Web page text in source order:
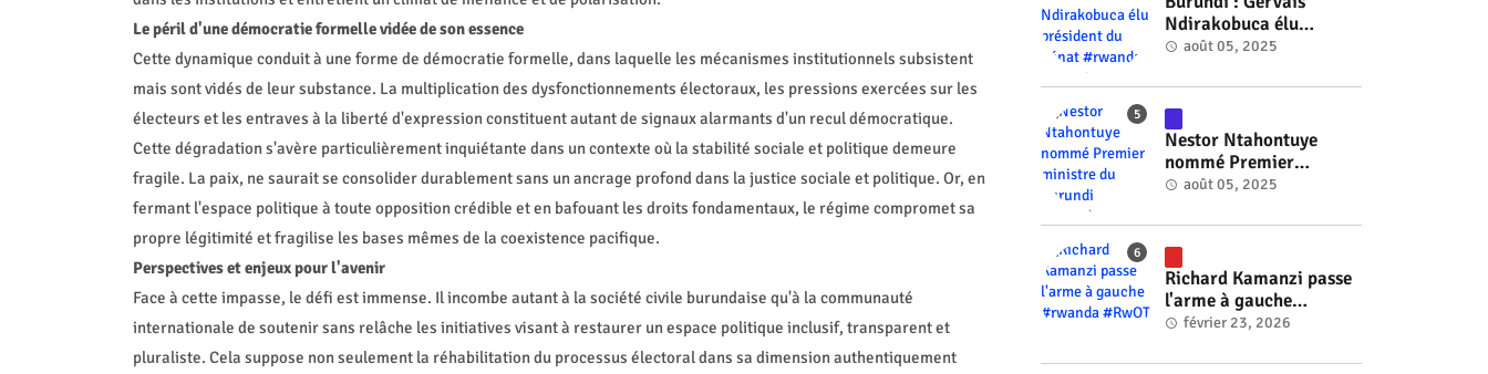
Le péril d'une démocratie formelle vidée de son essence
Cette dynamique conduit à une forme de démocratie formelle, dans laquelle les mécanismes institutionnels subsistent
mais sont vidés de leur substance. La multiplication des dysfonctionnements électoraux, les pressions exercées sur les
électeurs et les entraves à la liberté d'expression constituent autant de signaux alarmants d'un recul démocratique.
Cette dégradation s'avère particulièrement inquiétante dans un contexte où la stabilité sociale et politique demeure
fragile. La paix, ne saurait se consolider durablement sans un ancrage profond dans la justice sociale et politique. Or, en
fermant l'espace politique à toute opposition crédible et en bafouant les droits fondamentaux, le régime compromet sa
propre légitimité et fragilise les bases mêmes de la coexistence pacifique.
Perspectives et enjeux pour l'avenir
Face à cette impasse, le défi est immense. Il incombe autant à la société civile burundaise qu'à la communauté
internationale de soutenir sans relâche les initiatives visant à restaurer un espace politique inclusif, transparent et
pluraliste. Cela suppose non seulement la réhabilitation du processus électoral dans sa dimension authentiquement
Ndirakobuca élu
président du Sénat
août 05, 2025
Nestor Ntahontuye
nommé Premier
ministre du Burundi
août 05, 2025
Richard Kamanzi passe
l'arme à gauche
#rwanda #RwOT
février 23, 2026